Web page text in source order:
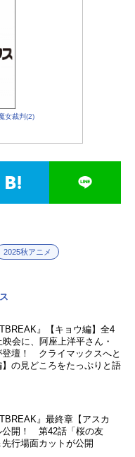
女裁判(2)
2025秋アニメ
』【キョウ編】全4
会に、阿座上洋平さん・
登壇！ クライマックスへと
の見どころをたっぷりと語
』最終章【アスカ
公開！ 第42話「桜の友
行場面カットが公開